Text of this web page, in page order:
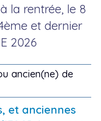
la rentrée, le 8
et dernier
2026
ancien(ne) de
et anciennes